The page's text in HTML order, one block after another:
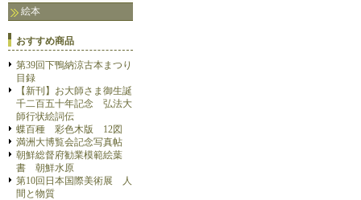
絵本
おすすめ商品
第39回下鴨納涼古本まつり
目録
【新刊】お大師さま御生誕
千二百五十年記念 弘法大
師行状絵詞伝
蝶百種 彩色木版 12図
満洲大博覧会記念写真帖
朝鮮総督府勧業模範絵葉
書 朝鮮水原
第10回日本国際美術展 人
間と物質